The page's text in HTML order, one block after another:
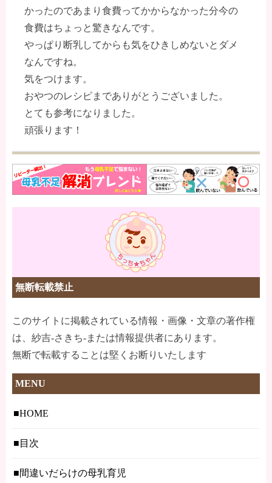
かったのであまり食費ってかからなかった分今の
食費はちょっと驚きなんです。
やっぱり断乳してからも気をひきしめないとダメ
なんですね。
気をつけます。
おやつのレシピまでありがとうございました。
とても参考になりました。
頑張ります！
無断転載禁止
このサイトに掲載されている情報・画像・文章の著作権
は、紗吉-さきち-または情報提供者にあります。
無断で転載することは堅くお断りいたします
MENU
HOME
目次
間違いだらけの母乳育児